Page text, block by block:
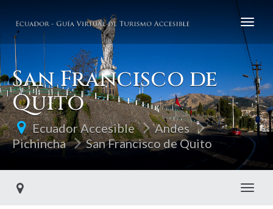
San Francisco de
Quito
Ecuador Accesible
Andes
Pichincha
San Francisco de Quito